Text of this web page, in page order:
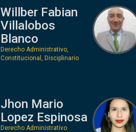
Willber Fabian
Villalobos
Blanco
Derecho Administrativo,
Constitucional, Disciplinario
Jhon Mario
Lopez Espinosa
Derecho Administrativo